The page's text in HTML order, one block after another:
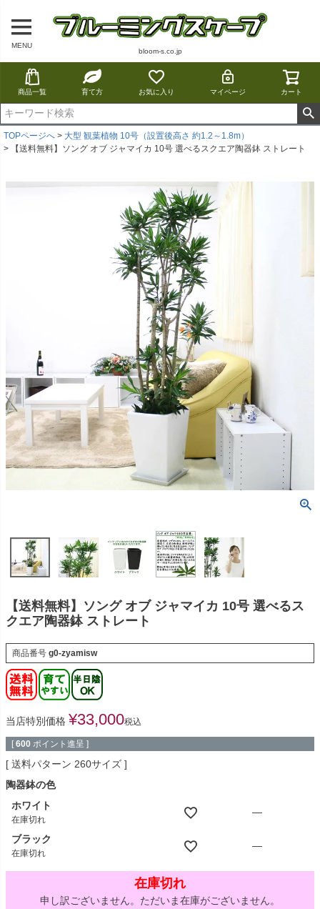
MENU
bloom-s.co.jp
商品一覧 育て方 お気に入り マイページ カート
TOPページへ
大型 観葉植物 10号（設置後高さ 約1.2～1.8m）
【送料無料】ソング オブ ジャマイカ 10号 選べるスクエア陶器鉢 ストレート
【送料無料】ソング オブ ジャマイカ 10号 選べるス
クエア陶器鉢 ストレート
商品番号 g0-zyamisw
当店特別価格 ¥33,000税込
[ 600 ポイント進呈 ]
送料パターン 260サイズ
陶器鉢の色
ホワイト
在庫切れ
—
ブラック
在庫切れ
—
在庫切れ
申し訳ございません。ただいま在庫がございません。